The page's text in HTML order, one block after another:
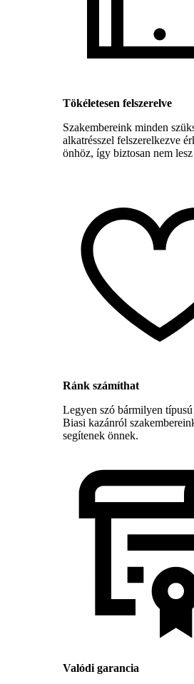
Tökéletesen felszerelve
Szakembereink minden
alkatrésszel felszerelkezve
önhöz, így biztosan nem
Ránk számíthat
Legyen szó bármilyen
Biasi kazánról
segítenek önnek.
Valódi garancia